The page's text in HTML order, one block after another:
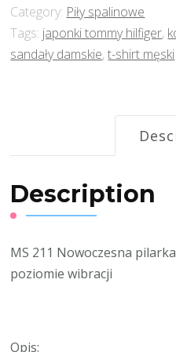
Category: Piły spalinowe
Tags: japonki tommy hilfiger,
sandały damskie,t-shirt męski
Description
MS 211 Nowoczesna
poziomie wibracji
Opis: